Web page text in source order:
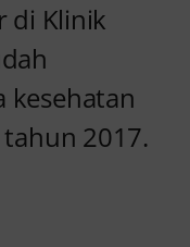
di Klinik
kesehatan
2017.
Anyang